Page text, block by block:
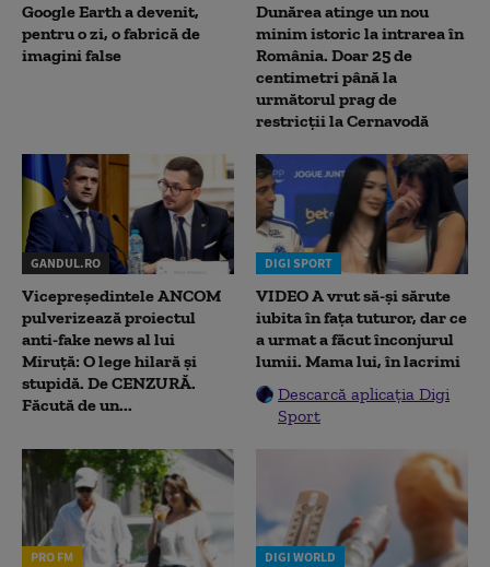
Google Earth a devenit,
pentru o zi, o fabrică de
imagini false
Dunărea atinge un nou
minim istoric la intrarea în
România. Doar 25 de
centimetri până la
următorul prag de
restricții la Cernavodă
GANDUL.RO
Vicepreședintele ANCOM
pulverizează proiectul
anti-fake news al lui
Miruță: O lege hilară și
stupidă. De CENZURĂ.
Făcută de un...
DIGI SPORT
VIDEO A vrut să-și sărute
iubita în fața tuturor, dar ce
a urmat a făcut înconjurul
lumii. Mama lui, în lacrimi
Descarcă aplicația Digi
Sport
PRO FM DIGI WORLD